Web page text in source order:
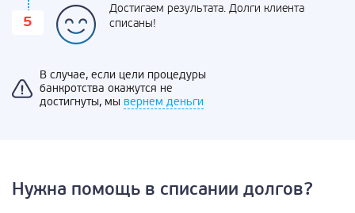
Достигаем результата. Долги клиента
списаны!
В случае, если цели процедуры
банкротства окажутся не
достигнуты, мы вернем деньги
Нужна помощь в списании долгов?